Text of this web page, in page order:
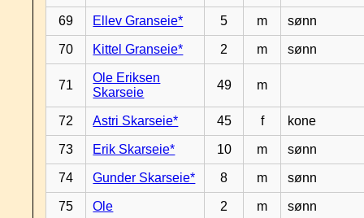
69 Ellev Granseie* 5 m sønn
70 Kittel Granseie* 2 m sønn
71
Ole Eriksen
Skarseie
49 m
72 Astri Skarseie* 45 f kone
73 Erik Skarseie* 10 m sønn
74 Gunder Skarseie* 8 m sønn
75 Ole 2 m sønn